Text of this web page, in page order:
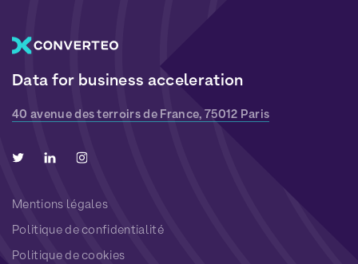
Data for business acceleration
40 avenue des terroirs de France, 75012 Paris
Mentions légales
Politique de confidentialité
Politique de cookies